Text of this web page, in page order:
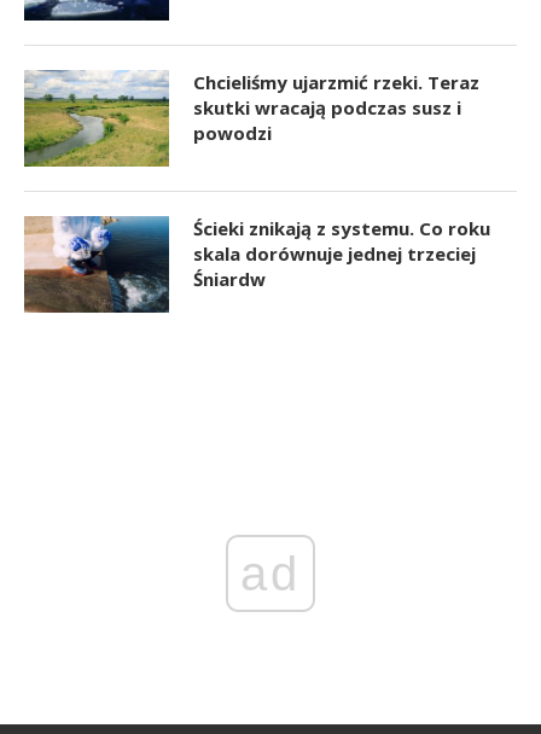
Chcieliśmy ujarzmić rzeki. Teraz
skutki wracają podczas susz i
powodzi
Ścieki znikają z systemu. Co roku
skala dorównuje jednej trzeciej
Śniardw
ad